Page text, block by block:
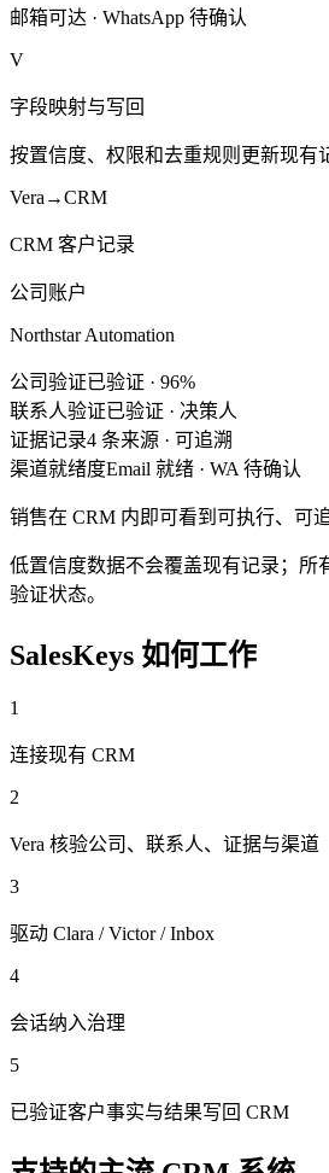
邮箱可达 · WhatsApp 待确认
V
字段映射与写回
按置信度、权限和去重规则更新现有
Vera →CRM
CRM 客户记录
公司账户
Northstar Automation
公司验证已验证 · 96%
联系人验证已验证 · 决策人
证据记录4 条来源 · 可追溯
渠道就绪度Email 就绪 · WA 待确认
销售在 CRM 内即可看到可执行、可
低置信度数据不会覆盖现有记录；所
验证状态。
SalesKeys 如何工作
1
连接现有 CRM
2
Vera 核验公司、联系人、证据与渠道
3
驱动 Clara / Victor / Inbox
4
会话纳入治理
5
已验证客户事实与结果写回 CRM